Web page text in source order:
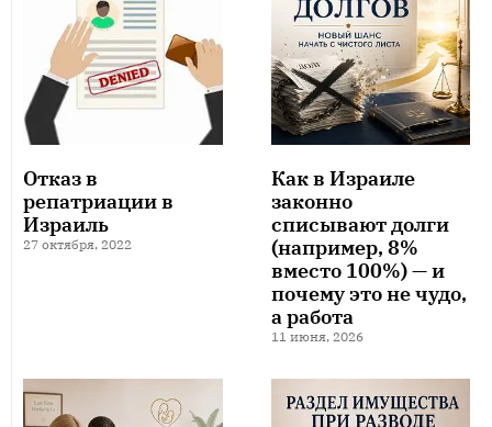
Отказ в
репатриации в
Израиль
27 октября, 2022
Как в Израиле
законно
списывают долги
(например, 8%
вместо 100%) — и
почему это не чудо,
а работа
11 июня, 2026